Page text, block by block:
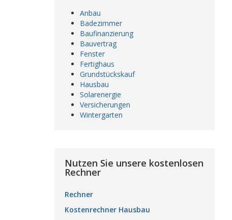
Anbau
Badezimmer
Baufinanzierung
Bauvertrag
Fenster
Fertighaus
Grundstückskauf
Hausbau
Solarenergie
Versicherungen
Wintergarten
Nutzen Sie unsere kostenlosen
Rechner
Rechner
Kostenrechner Hausbau